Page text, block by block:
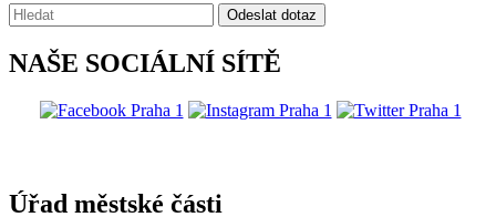
Vyhledávání: Odeslat dotaz
NAŠE SOCIÁLNÍ SÍTĚ
Úřad městské části